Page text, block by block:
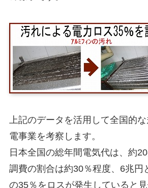
上記のデータを活用して全国的
電事業を考察します。
日本全国の総年間電気代は、約
調費の割合は約30％程度、6兆円
の35％をロスが発生していると